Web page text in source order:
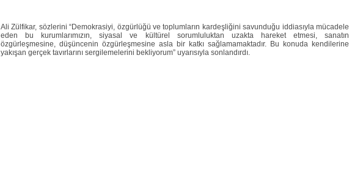
Ali Zülfikar, sözlerini “Demokrasiyi, özgürlüğü ve toplumların kardeşliğini savunduğu iddiasıyla mücadele
eden bu kurumlarımızın, siyasal ve kültürel sorumluluktan uzakta hareket etmesi, sanatın
özgürleşmesine, düşüncenin özgürleşmesine asla bir katkı sağlamamaktadır. Bu konuda kendilerine
yakışan gerçek tavırlarını sergilemelerini bekliyorum” uyarısıyla sonlandırdı.